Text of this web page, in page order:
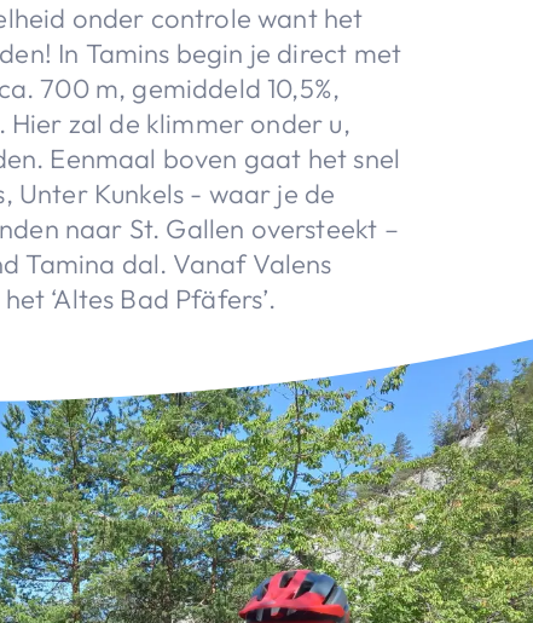
onder controle want het
In Tamins begin je direct met
700 m, gemiddeld 10,5%,
Hier zal de klimmer onder u,
Eenmaal boven gaat het snel
Unter Kunkels - waar je de
naar St. Gallen oversteekt –
Tamina dal. Vanaf Valens
‘Altes Bad Pfäfers’.